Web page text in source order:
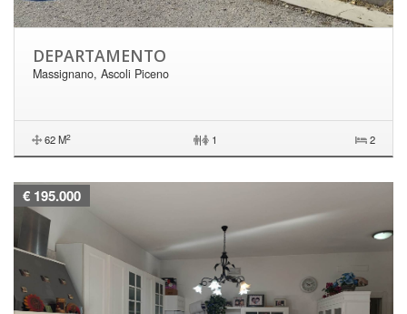
DEPARTAMENTO
Massignano, Ascoli Piceno
62 M2 | 1 2
€ 195.000